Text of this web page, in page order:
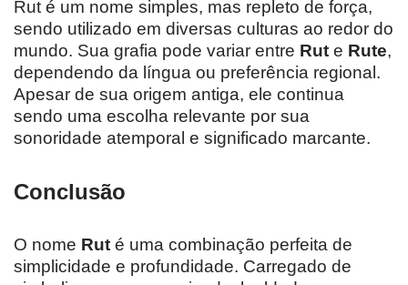
Rut é um nome simples, mas repleto de força,
sendo utilizado em diversas culturas ao redor do
mundo. Sua grafia pode variar entre Rut e Rute,
dependendo da língua ou preferência regional.
Apesar de sua origem antiga, ele continua
sendo uma escolha relevante por sua
sonoridade atemporal e significado marcante.
Conclusão
O nome Rut é uma combinação perfeita de
simplicidade e profundidade. Carregado de